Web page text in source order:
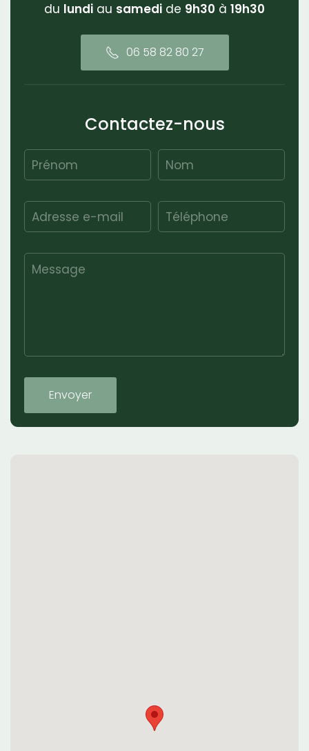
du lundi au samedi de 9h30 à 19h30
06 58 82 80 27
Contactez-nous